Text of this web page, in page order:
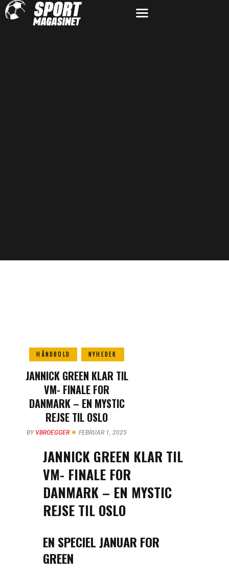
HÅNDBOLD NYHEDER
JANNICK GREEN KLAR TIL
VM- FINALE FOR
DANMARK – EN MYSTIC
REJSE TIL OSLO
BY VBROEGGER FEBRUAR 1, 2025
JANNICK GREEN KLAR TIL
VM- FINALE FOR
DANMARK – EN MYSTIC
REJSE TIL OSLO
EN SPECIEL JANUAR FOR
GREEN